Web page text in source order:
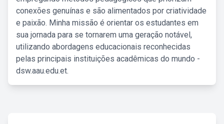
conexões genuínas e são alimentados por criatividade
e paixão. Minha missão é orientar os estudantes em
sua jornada para se tornarem uma geração notável,
utilizando abordagens educacionais reconhecidas
pelas principais instituições acadêmicas do mundo -
dsw.aau.edu.et.